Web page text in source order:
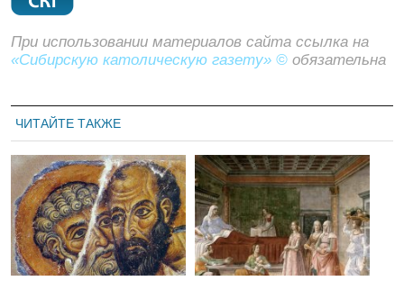
При использовании материалов сайта ссылка на
«Сибирскую католическую газету» © обязательна
ЧИТАЙТЕ ТАКЖЕ